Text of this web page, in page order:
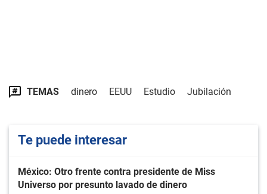
TEMAS dinero EEUU Estudio Jubilación
Te puede interesar
México: Otro frente contra presidente de Miss
Universo por presunto lavado de dinero